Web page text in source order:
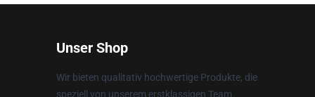
Unser Shop
Wir bieten qualitativ hochwertige Produkte, die
speziell von unserem erstklassigen Team